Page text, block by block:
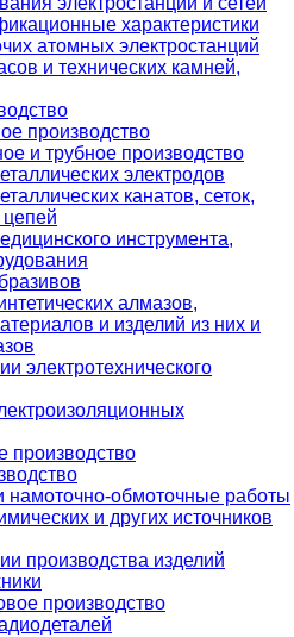
характеристики
атомных электростанций
и технических камней,
производство
и трубное производство
электродов
канатов, сеток,
инструмента,
алмазов,
и изделий из них и
электротехнического
производство
намоточно-обмоточные работы
и других источников
производства изделий
производство